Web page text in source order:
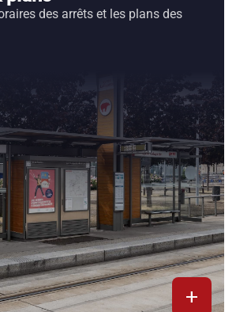
des arrêts et les plans des
add